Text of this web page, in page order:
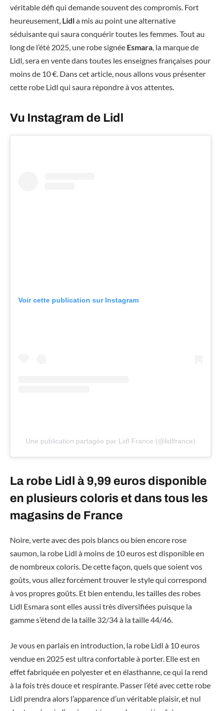
véritable défi qui demande souvent des compromis. Fort
heureusement, Lidla mis au point une alternative
séduisante qui saura conquérir toutes les femmes. Tout au
long de l’été 2025, une robe signée Esmara , la marque de
Lidl, sera en vente dans toutes les enseignes françaises pour
moins de 10 €. Dans cet article, nous allons vous présenter
cette robe Lidl qui saura répondre à vos attentes.
Vu Instagram de Lidl
Voir cette publication sur Instagram
Une publication partagée par Lidl France (@lidlfrance)
La robe Lidl à 9,99 euros disponible
en plusieurs coloris et dans tous les
magasins de France
Noire, verte avec des pois blancs ou bien encore rose
saumon, la robe Lidl à moins de 10 euros est disponible en
de nombreux coloris. De cette façon, quels que soient vos
goûts, vous allez forcément trouver le style qui correspond
à vos propres goûts. Et bien entendu, les tailles des robes
Lidl Esmara sont elles aussi très diversifiées puisque la
gamme s’étend de la taille 32/34 à la taille 44/46.
Je vous en parlais en introduction, la robe Lidl à 10 euros
vendue en 2025 est ultra confortable à porter. Elle est en
effet fabriquée en polyester et en élasthanne, ce qui la rend
à la fois très douce et respirante. Passer l’été avec cette robe
Lidl prendra alors l’apparence d’un véritable plaisir, et nul